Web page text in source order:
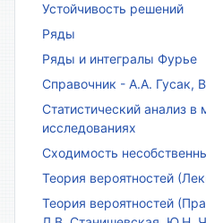
Устойчивость решений
Ряды
Ряды и интегралы Фурье
Справочник - А.А. Гусак,
Статистический анализ в
исследованиях
Сходимость
Теория вероятностей
Теория вероятностей